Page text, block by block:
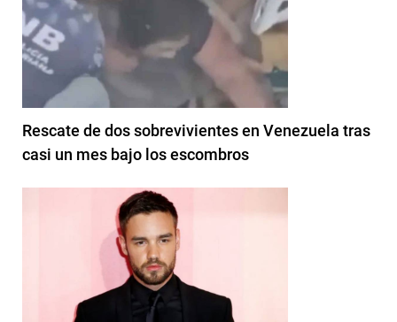
Rescate de dos sobrevivientes en Venezuela tras
casi un mes bajo los escombros